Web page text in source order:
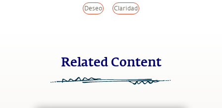
Deseo Claridad
Related Content